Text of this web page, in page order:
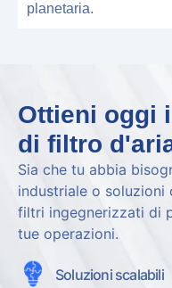
planetaria.
Ottieni oggi
di filtro
Sia che tu abbia
industriale o
filtri ingegnerizzati di
tue operazioni.
Soluzioni scalabili